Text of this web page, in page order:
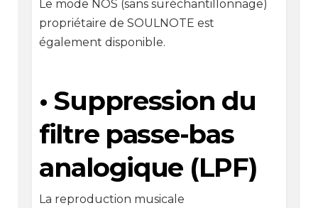
Le mode NOS (sans suréchantillonnage)
propriétaire de SOULNOTE est
également disponible.
• Suppression du
filtre passe-bas
analogique (LPF)
La reproduction musicale